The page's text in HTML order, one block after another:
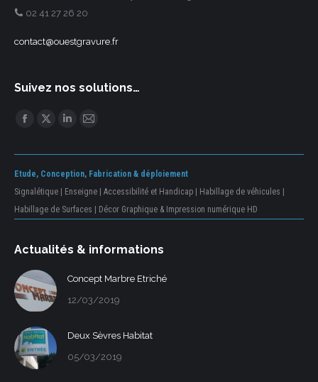
02 41 27 26 20
contact@ouestgravure.fr
Suivez nos solutions…
Trouvez nous sur :
Etude, Conception, Fabrication & déploiement
Signalétique | Enseigne | Accessibilité et Handicap | Habillage de véhicules |
Habillage de Surfaces | Décor Graphique & Impression numérique HD
Actualités & informations
Concept Marbre Etriché
12/03/2019
Deux Sèvres Habitat
05/03/2019